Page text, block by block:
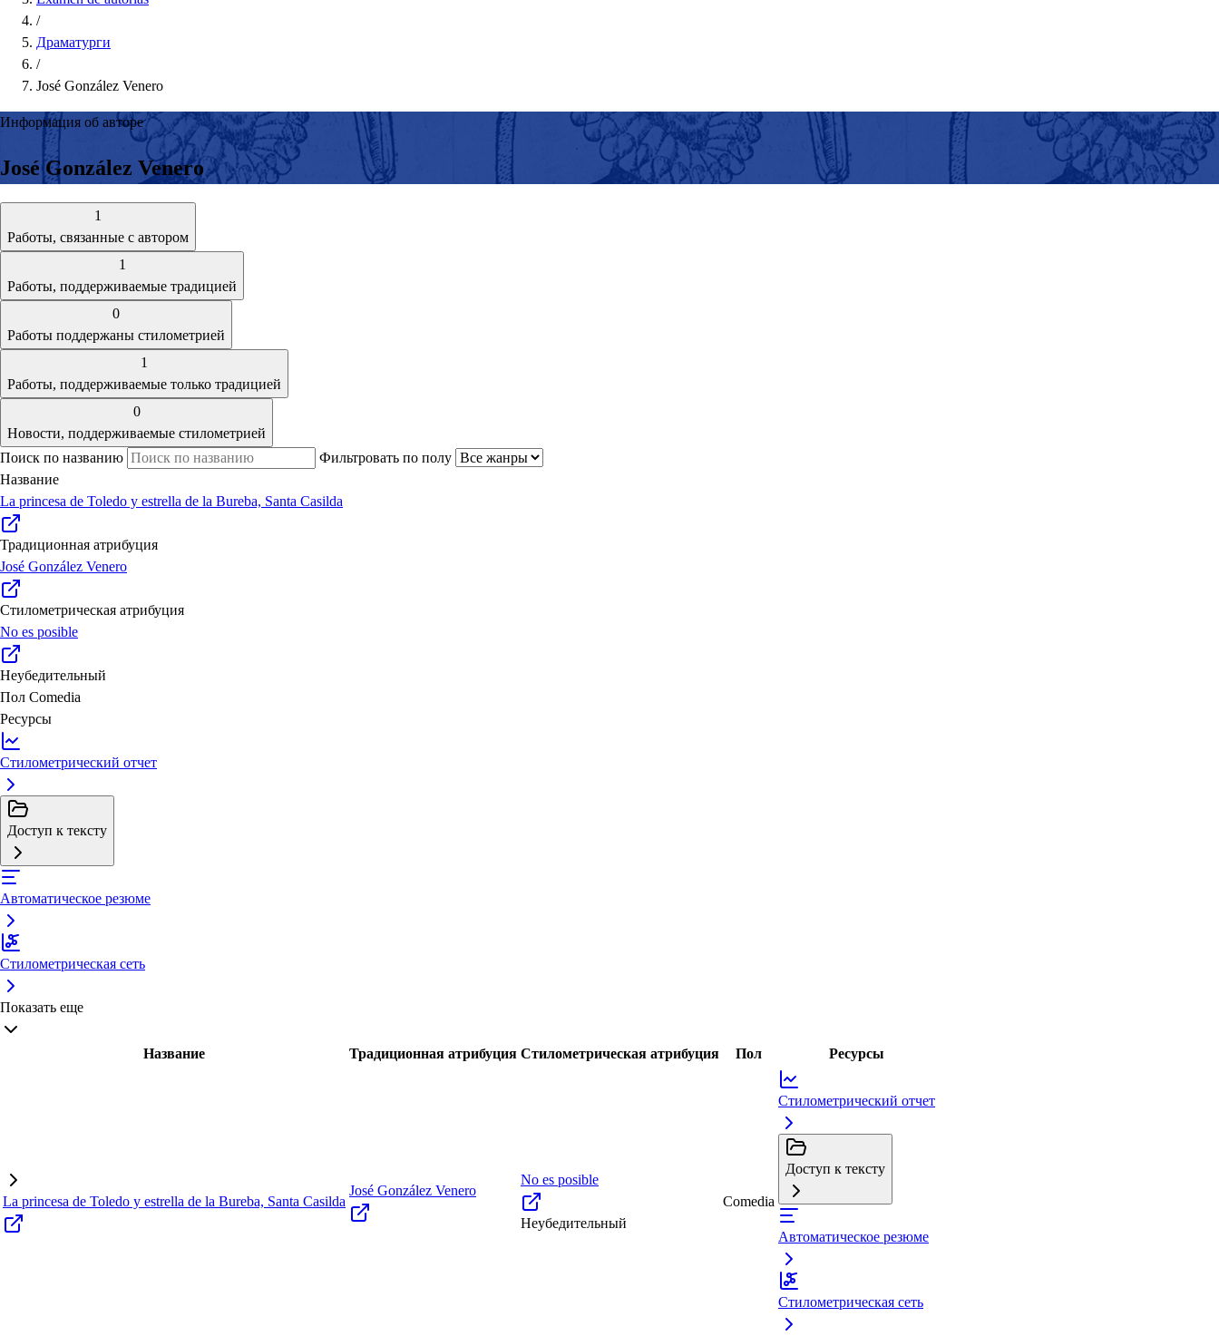
/
Драматурги
/
José González Venero
Информация об авторе
José González Venero
1
Работы, связанные с автором
1
Работы, поддерживаемые традицией
0
Работы поддержаны стилометрией
1
Работы, поддерживаемые только традицией
0
Новости, поддерживаемые стилометрией
Поиск по названию
Фильтровать по полу
Название
La princesa de Toledo y estrella de la Bureba, Santa Casilda
Традиционная атрибуция
José González Venero
Стилометрическая атрибуция
No es posible
Неубедительный
Пол Comedia
Ресурсы
Стилометрический отчет
Доступ к тексту
Автоматическое резюме
Стилометрическая сеть
Показать еще
Название Традиционная атрибуция Стилометрическая атрибуция Пол Ресурсы
La princesa de Toledo y estrella de la Bureba, Santa Casilda
José González Venero
No es posible
Неубедительный
Comedia
Стилометрический отчет
Доступ к тексту
Автоматическое резюме
Стилометрическая сеть